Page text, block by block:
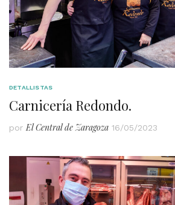
DETALLISTAS
Carnicería Redondo.
por El Central de Zaragoza 16/05/2023